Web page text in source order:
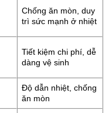
Chống ăn mòn, duy
trì sức mạnh ở nhiệt
Tiết kiệm chi phí, dễ
dàng vệ sinh
Độ dẫn nhiệt, chống
ăn mòn